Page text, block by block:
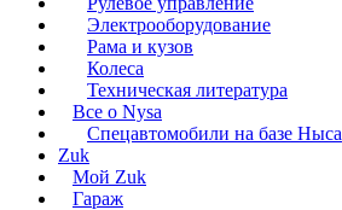
Электрооборудование
Рама и кузов
Колеса
Техническая литература
Все о Nysa
Спецавтомобили на базе Ныса
Zuk
Мой Zuk
Гараж